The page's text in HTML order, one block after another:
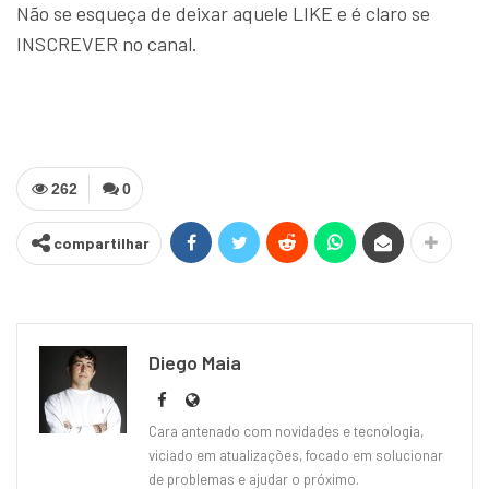
Não se esqueça de deixar aquele LIKE e é claro se
INSCREVER no canal.
0
262
compartilhar
Diego Maia
Cara antenado com novidades e tecnologia,
viciado em atualizações, focado em solucionar
de problemas e ajudar o próximo.